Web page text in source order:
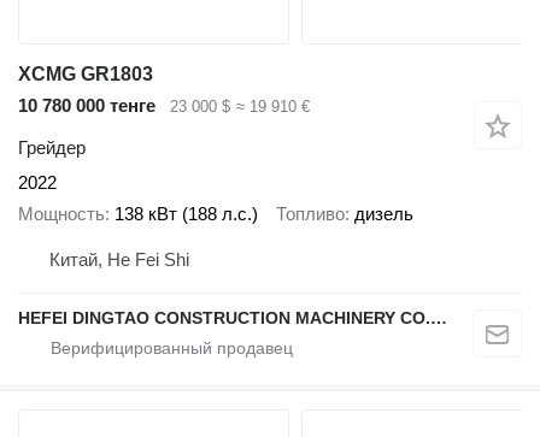
XCMG GR1803
10 780 000 тенге
23 000 $ ≈ 19 910 €
Грейдер
2022
Мощность 138 кВт (188 л.с.) Топливо дизель
Китай, He Fei Shi
HEFEI DINGTAO CONSTRUCTION MACHINERY CO., LIMITED